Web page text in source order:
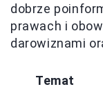
dobrze
prawach i
darowiznami
Temat